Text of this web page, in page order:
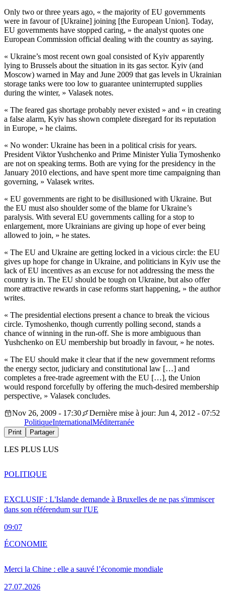
Only two or three years ago, « the majority of EU governments
were in favour of [Ukraine] joining [the European Union]. Today,
EU governments have stopped caring, » the analyst quotes one
European Commission official dealing with the country as saying.
« Ukraine’s most recent own goal consisted of Kyiv apparently
lying to Brussels about the situation in its gas sector. Kyiv (and
Moscow) warned in May and June 2009 that gas levels in Ukrainian
storage tanks were too low to guarantee uninterrupted supplies
during the winter, » Valasek notes.
« The feared gas shortage probably never existed » and « in creating
a false alarm, Kyiv has shown complete disregard for its reputation
in Europe, » he claims.
« No wonder: Ukraine has been in a political crisis for years.
President Viktor Yushchenko and Prime Minister Yulia Tymoshenko
are not on speaking terms. Both are vying for the presidency in the
January 2010 elections, and have spent more time campaigning than
governing, » Valasek writes.
« EU governments are right to be disillusioned with Ukraine. But
the EU must also shoulder some of the blame for Ukraine’s
paralysis. With several EU governments calling for a stop to
enlargement, more Ukrainians are giving up hope of ever being
allowed to join, » he states.
« The EU and Ukraine are getting locked in a vicious circle: the EU
gives up hope for change in Ukraine, and politicians in Kyiv use the
lack of EU incentives as an excuse for not addressing the mess the
country is in. The EU should be tough on Ukraine, but also offer
more attractive rewards in case reforms start happening, » the author
writes.
« The presidential elections present a chance to break the vicious
circle. Tymoshenko, though currently polling second, stands a
chance of winning in the run-off. She is more ambiguous than
Yushchenko on EU membership but broadly in favour, » he notes.
« The EU should make it clear that if the new government reforms
the energy sector, judiciary and constitutional law […] and
completes a free-trade agreement with the EU […], the Union
would respond forcefully by offering the much-desired membership
perspective, » Valasek concludes.
Nov 26, 2009 - 17:30
Dernière mise à jour: Jun 4, 2012 - 07:52
PolitiqueInternationalMéditerranée
Print Partager
LES PLUS LUS
EXCLUSIF : L'Islande demande à Bruxelles de ne pas s'immiscer
dans son référendum sur l'UE
09:07
POLITIQUE
Merci la Chine : elle a sauvé l’économie mondiale
27.07.2026
ÉCONOMIE